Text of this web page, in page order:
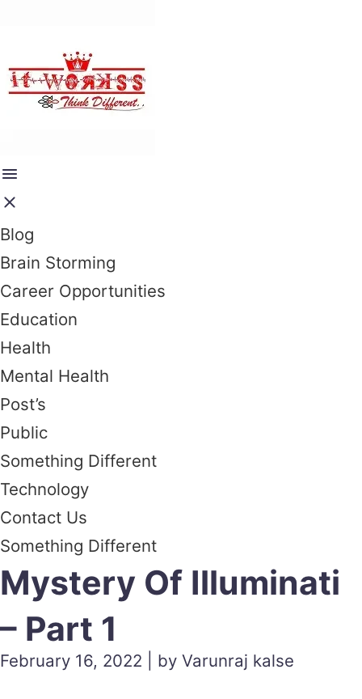
Blog
Brain Storming
Career Opportunities
Education
Health
Mental Health
Post’s
Public
Something Different
Technology
Contact Us
Something Different
Mystery Of Illuminati
– Part 1
February 16, 2022 | by Varunraj kalse